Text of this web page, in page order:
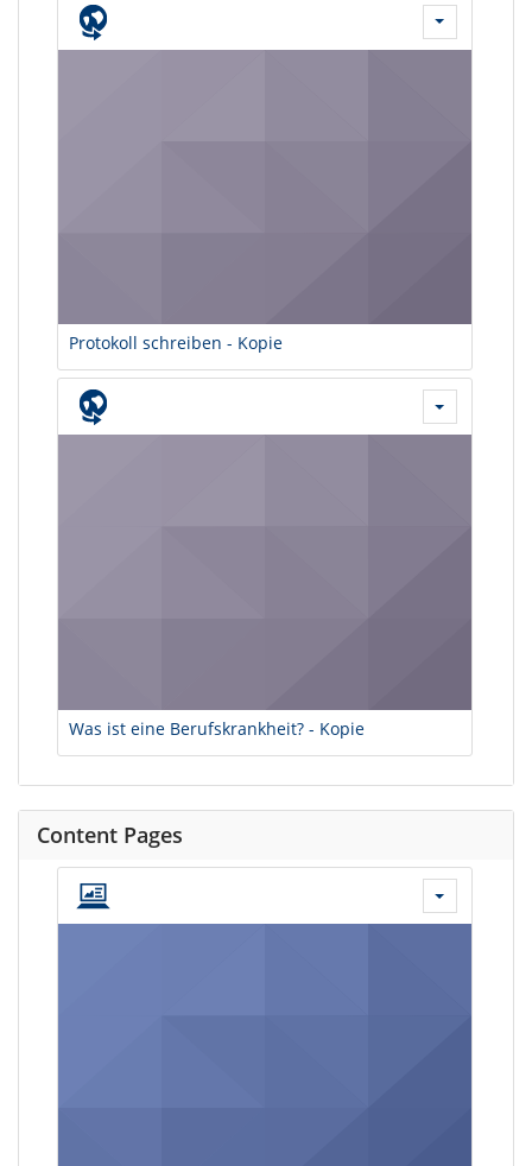
Protokoll schreiben - Kopie
Was ist eine Berufskrankheit? - Kopie
Content Pages